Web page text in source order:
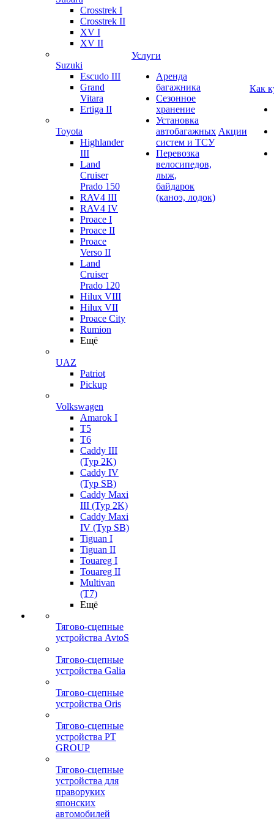
Crosstrek I
Crosstrek II
XV I
XV II
Suzuki
Escudo III
Grand
Vitara
Ertiga II
Toyota
Highlander
III
Land
Cruiser
Prado 150
RAV4 III
RAV4 IV
Proace I
Proace II
Proace
Verso II
Land
Cruiser
Prado 120
Hilux VIII
Hilux VII
Proace City
Rumion
Ещё
UAZ
Patriot
Pickup
Volkswagen
Amarok I
T5
T6
Caddy III
(Typ 2K)
Caddy IV
(Typ SB)
Caddy Maxi
III (Typ 2K)
Caddy Maxi
IV (Typ SB)
Tiguan I
Tiguan II
Touareg I
Touareg II
Multivan
(T7)
Ещё
Тягово-сцепные
устройства AvtoS
Тягово-сцепные
устройства Galia
Тягово-сцепные
устройства Oris
Тягово-сцепные
устройства PT
GROUP
Тягово-сцепные
устройства для
праворуких
японских
автомобилей
Услуги
Аренда
багажника
Сезонное
хранение
Установка
автобагажных
систем и ТСУ
Перевозка
велосипедов,
лыж,
байдарок
(каноэ, лодок)
Акции
Как